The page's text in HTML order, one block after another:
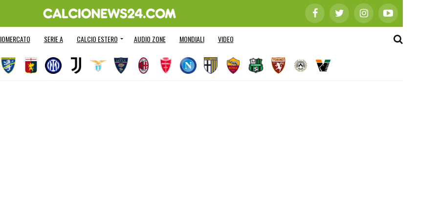
SERIE A CALCIO ESTERO AUDIO ZONE MONDIALI VIDEO